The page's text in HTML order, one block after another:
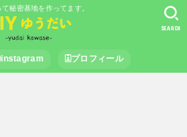
秘密基地を作ってます。
instagram プロフィール
SEARCH